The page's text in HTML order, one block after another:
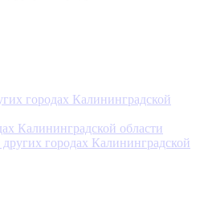
городах Калининградской
Калининградской области
городах Калининградской